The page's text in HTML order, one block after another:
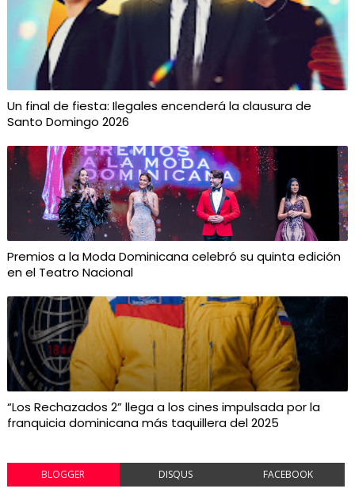
Un final de fiesta: Ilegales encenderá la clausura de
Santo Domingo 2026
Premios a la Moda Dominicana celebró su quinta edición
en el Teatro Nacional
“Los Rechazados 2” llega a los cines impulsada por la
franquicia dominicana más taquillera del 2025
BLOGGER DISQUS FACEBOOK